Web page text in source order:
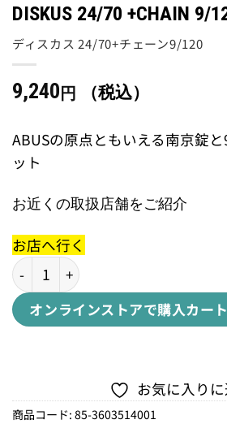
DISKUS 24/70 +CHAIN 9/
ディスカス 24/70+チェーン9/120
9,240 円 （税込）
ABUSの原点ともいえる南京錠
ット
お近くの取扱店舗をご紹介
お店へ行く
DISKUS 24/70 +CHAIN 9/120ディ
オンラインストアで購入カー
お気に入り
商品コード: 85-3603514001